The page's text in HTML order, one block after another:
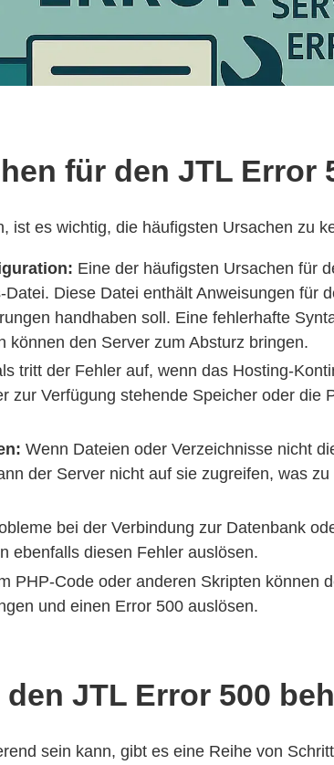
für den JTL Error
ist es wichtig, die häufigsten Ursachen zu
Eine der häufigsten Ursachen für
Diese Datei enthält Anweisungen für
handhaben soll. Eine fehlerhafte
können den Server zum Absturz bringen.
tritt der Fehler auf, wenn das Hosting-
zur Verfügung stehende Speicher oder die
Wenn Dateien oder Verzeichnisse nicht
der Server nicht auf sie zugreifen, was
bei der Verbindung zur Datenbank
ebenfalls diesen Fehler auslösen.
PHP-Code oder anderen Skripten können
und einen Error 500 auslösen.
JTL Error 500
sein kann, gibt es eine Reihe von